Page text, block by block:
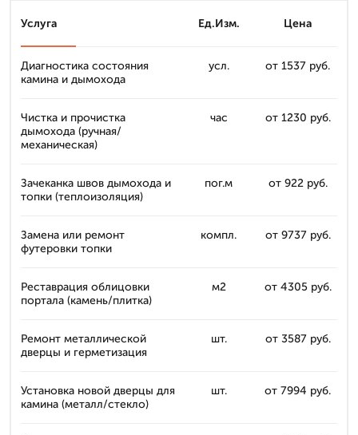
Услуга Ед.Изм. Цена
Диагностика состояния
камина и дымохода
усл. от 1537 руб.
Чистка и прочистка
дымохода (ручная/
механическая)
час от 1230 руб.
Зачеканка швов дымохода и
топки (теплоизоляция)
пог.м от 922 руб.
Замена или ремонт
футеровки топки
компл. от 9737 руб.
Реставрация облицовки
портала (камень/плитка)
м2 от 4305 руб.
Ремонт металлической
дверцы и герметизация
шт. от 3587 руб.
Установка новой дверцы для
камина (металл/стекло)
шт. от 7994 руб.